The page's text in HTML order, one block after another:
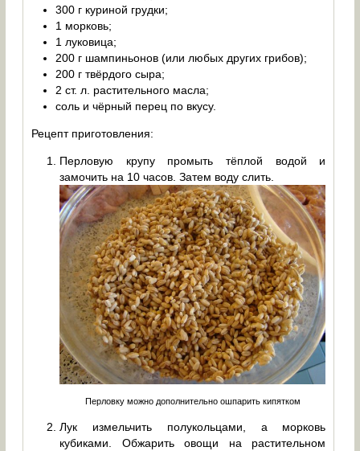
300 г куриной грудки;
1 морковь;
1 луковица;
200 г шампиньонов (или любых других грибов);
200 г твёрдого сыра;
2 ст. л. растительного масла;
соль и чёрный перец по вкусу.
Рецепт приготовления:
Перловую крупу промыть тёплой водой и
замочить на 10 часов. Затем воду слить.
Перловку можно дополнительно ошпарить кипятком
Лук измельчить полукольцами, а морковь
кубиками. Обжарить овощи на растительном